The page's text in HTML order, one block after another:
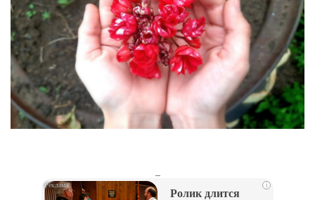
i
Ролик длится